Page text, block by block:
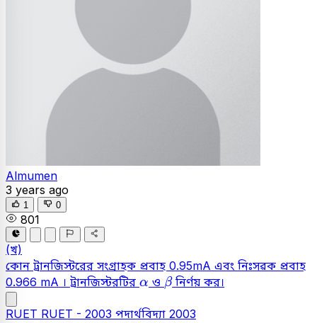
Almumen
3 years ago
1 0
801
(খ)
কোন ট্রানজিস্টরের সংগ্রাহক প্রবাহ 0.95mA এবং নিঃসৱক প্রবাহ
0.966 mA । ট্রানজিস্টরটির α
α ও β
βনির্ণয় কর।
RUET RUET - 2003 পদার্থবিদ্যা 2003